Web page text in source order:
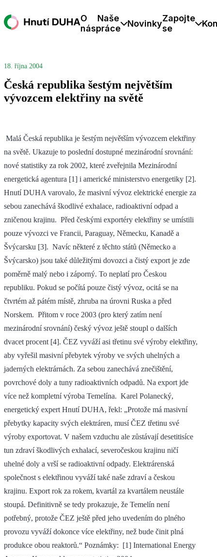
O
nás
Naše
práce
NovinkyZapojte
se
18. října 2004
Česká republika šestým největším
vývozcem elektřiny na světě
Malá Česká republika je šestým největším vývozcem elektřiny
na světě. Ukazuje to poslední dostupné mezinárodní srovnání:
nové statistiky za rok 2002, které zveřejnila Mezinárodní
energetická agentura [1] i americké ministerstvo energetiky [2].
Hnutí DUHA varovalo, že masivní vývoz elektrické energie za
sebou zanechává škodlivé exhalace, radioaktivní odpad a
zničenou krajinu. Před českými exportéry elektřiny se umístili
pouze vývozci ve Francii, Paraguay, Německu, Kanadě a
Švýcarsku [3]. Navíc některé z těchto států (Německo a
Švýcarsko) jsou také důležitými dovozci a čistý export je zde
poměrně malý nebo i záporný. To neplatí pro Českou
republiku. Pokud se počítá pouze čistý vývoz, ocitá se na
čtvrtém až pátém místě, zhruba na úrovni Ruska a před
Norskem. Přitom v roce 2003 (pro který zatím není
mezinárodní srovnání) český vývoz ještě stoupl o dalších
dvacet procent [4]. ČEZ vyváží asi třetinu své výroby elektřiny,
aby vyřešil masivní přebytek výroby ve svých uhelných a
jaderných elektrárnách. Za sebou zanechává znečištění,
povrchové doly a tuny radioaktivních odpadů. Na export jde
více než kompletní výroba Temelína. Karel Polanecký,
energetický expert Hnutí DUHA, řekl: „Protože má masivní
přebytky kapacity svých elektráren, musí ČEZ třetinu své
výroby exportovat. V našem vzduchu ale zůstávají desetitisíce
tun zdraví škodlivých exhalací, severočeskou krajinu ničí
uhelné doly a vrší se radioaktivní odpady. Elektrárenská
společnost s elektřinou vyváží také naše zdraví a českou
krajinu. Export rok za rokem, kvartál za kvartálem neustále
stoupá. Definitivně se tedy prokazuje, že Temelín není
potřebný, protože ČEZ ještě před jeho uvedením do plného
provozu vyváží dokonce více elektřiny, než bude činit plná
produkce obou reaktorů.“ Poznámky: [1] International Energy